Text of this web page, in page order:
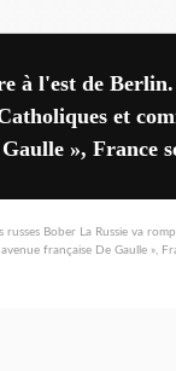
à l'est de
et
», France